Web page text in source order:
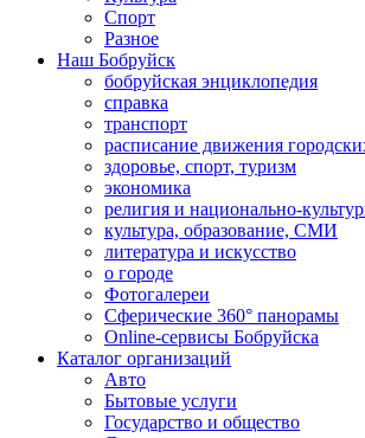
Спорт
Разное
Наш Бобруйск
бобруйская энциклопедия
справка
транспорт
расписание движения
здоровье, спорт, туризм
экономика
религия и национально-
культура, образование, СМИ
литература и искусство
о городе
Фотогалереи
Сферические 360° панорамы
Online-сервисы Бобруйска
Каталог организаций
Авто
Бытовые услуги
Государство и общество